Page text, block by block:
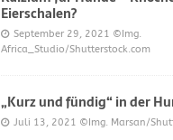
Eierschalen?
September 29, 2021 ©Img.
Africa_Studio/Shutterstock.com
„Kurz und fündig“ in der
Juli 13, 2021 ©Img. Marsan/